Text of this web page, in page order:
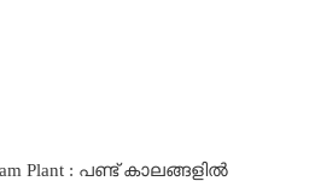
Plant : പണ്ട് കാലങ്ങളിൽ